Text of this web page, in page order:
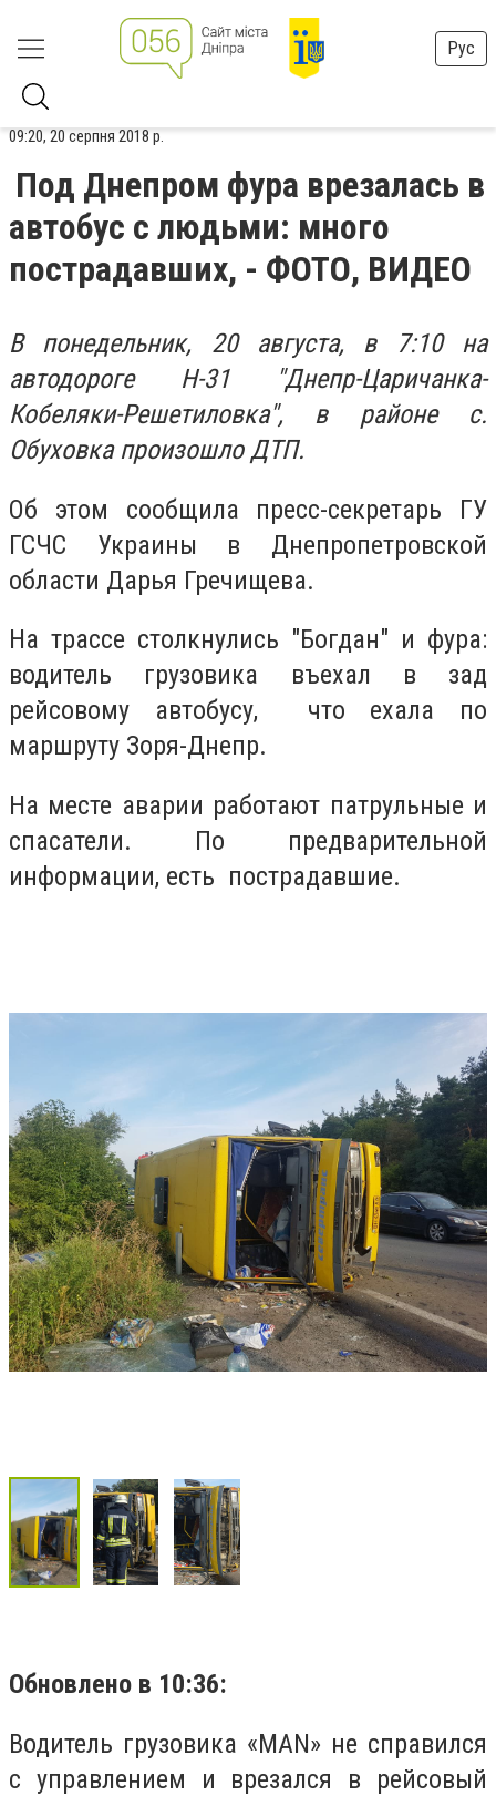
Рус
09:20, 20 серпня 2018 р.
Под Днепром фура врезалась в
автобус с людьми: много
пострадавших, - ФОТО, ВИДЕО
В понедельник, 20 августа, в 7:10 на
автодороге Н-31 "Днепр-Царичанка-
Кобеляки-Решетиловка", в районе с.
Обуховка произошло ДТП.
Об этом сообщила пресс-секретарь ГУ
ГСЧС Украины в Днепропетровской
области Дарья Гречищева.
На трассе столкнулись "Богдан" и фура:
водитель грузовика въехал в зад
рейсовому автобусу, что ехала по
маршруту Зоря-Днепр.
На месте аварии работают патрульные и
спасатели. По предварительной
информации, есть пострадавшие.
Обновлено в 10:36:
Водитель грузовика «MAN» не справился
с управлением и врезался в рейсовый